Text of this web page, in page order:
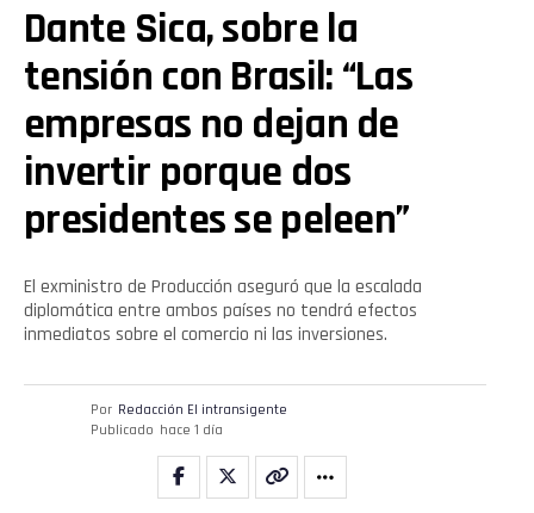
Dante Sica, sobre la
tensión con Brasil: “Las
empresas no dejan de
invertir porque dos
presidentes se peleen”
El exministro de Producción aseguró que la escalada
diplomática entre ambos países no tendrá efectos
inmediatos sobre el comercio ni las inversiones.
Por Redacción El intransigente
Publicado hace 1 día